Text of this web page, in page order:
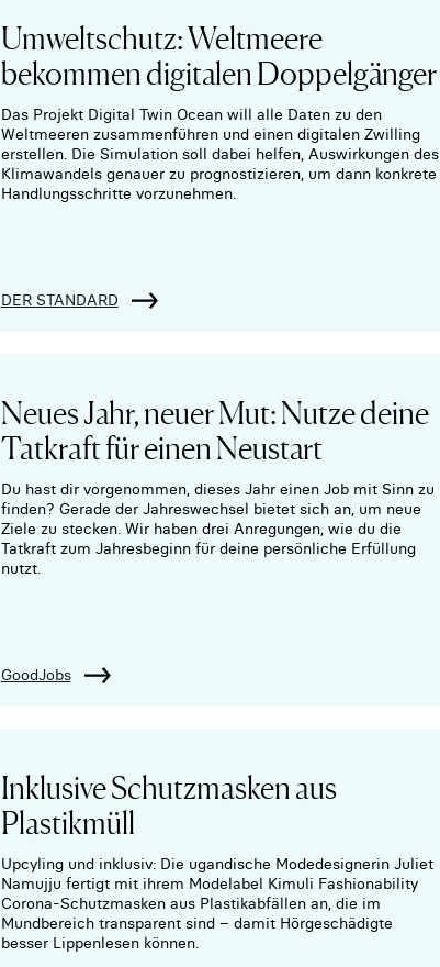
Umweltschutz: Weltmeere
bekommen digitalen Doppelgänger
Das Projekt Digital Twin Ocean will alle Daten zu den
Weltmeeren zusammenführen und einen digitalen Zwilling
erstellen. Die Simulation soll dabei helfen, Auswirkungen des
Klimawandels genauer zu prognostizieren, um dann konkrete
Handlungsschritte vorzunehmen.
DER STANDARD
Neues Jahr, neuer Mut: Nutze deine
Tatkraft für einen Neustart
Du hast dir vorgenommen, dieses Jahr einen Job mit Sinn zu
finden? Gerade der Jahreswechsel bietet sich an, um neue
Ziele zu stecken. Wir haben drei Anregungen, wie du die
Tatkraft zum Jahresbeginn für deine persönliche Erfüllung
nutzt.
GoodJobs
Inklusive Schutzmasken aus
Plastikmüll
Upcyling und inklusiv: Die ugandische Modedesignerin Juliet
Namujju fertigt mit ihrem Modelabel Kimuli Fashionability
Corona-Schutzmasken aus Plastikabfällen an, die im
Mundbereich transparent sind – damit Hörgeschädigte
besser Lippenlesen können.